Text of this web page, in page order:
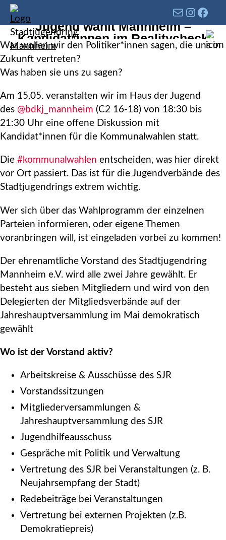
Jugend wählt Mannheim –
Kandidat*innen im Realitycheck
Was wollen wir den Politiker*innen sagen, die uns in
Zukunft vertreten?
Was haben sie uns zu sagen?
Am 15.05. veranstalten wir im Haus der Jugend
des @bdkj_mannheim (C2 16-18) von 18:30 bis
21:30 Uhr eine offene Diskussion mit
Kandidat*innen für die Kommunalwahlen statt.
Die #kommunalwahlen entscheiden, was hier direkt
vor Ort passiert. Das ist für die Jugendverbände des
Stadtjugendrings extrem wichtig.
Wer sich über das Wahlprogramm der einzelnen
Parteien informieren, oder eigene Themen
voranbringen will, ist eingeladen vorbei zu kommen!
Der ehrenamtliche Vorstand des Stadtjugendring
Mannheim e.V. wird alle zwei Jahre gewählt. Er
besteht aus sieben Mitgliedern und wird von den
Delegierten der Mitgliedsverbände auf der
Jahreshauptversammlung im Mai demokratisch
gewählt
Wo ist der Vorstand aktiv?
Arbeitskreise & Ausschüsse des SJR
Vorstandssitzungen
Mitgliederversammlungen &
Jahreshauptversammlung des SJR
Jugendhilfeausschuss
Gespräche mit Politik und Verwaltung
Vertretung des SJR bei Veranstaltungen (z. B.
Neujahrsempfang der Stadt)
Redebeiträge bei Veranstaltungen
Vertretung bei externen Projekten (z.B.
Demokratiepreis)